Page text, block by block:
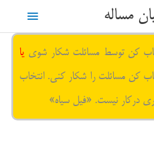
مساله
فهرست
کن توسط مسائلت شکار شوی یا
کن مسائلت را شکار کنی. انتخاب
درکار نیست. «فیل سیاه»